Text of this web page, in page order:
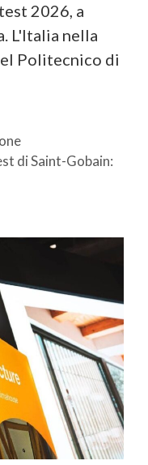
2026, a
L'Italia nella
Politecnico di
di Saint-Gobain: